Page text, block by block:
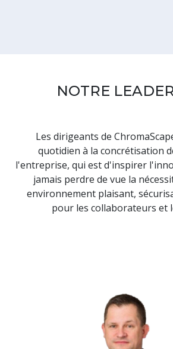
NOTRE
Les dirigeants de
quotidien à la concrétisation
l'entreprise, qui est d'inspirer
jamais perdre de vue la
environnement plaisant,
pour les collaborateurs et